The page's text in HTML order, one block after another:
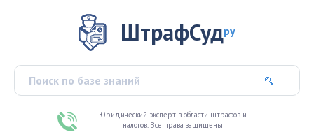
ШтрафСудру
Юридический эксперт в области штрафов и
налогов. Все права защищены